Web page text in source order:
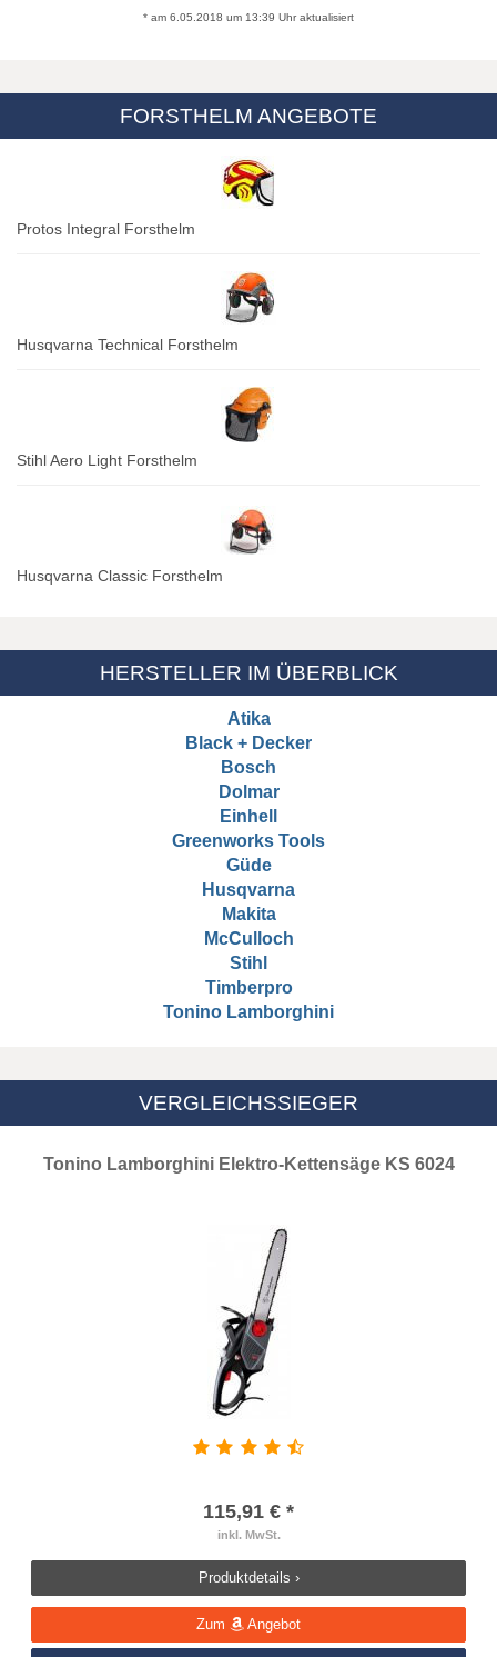
* am 6.05.2018 um 13:39 Uhr aktualisiert
FORSTHELM ANGEBOTE
Protos Integral Forsthelm
Husqvarna Technical Forsthelm
Stihl Aero Light Forsthelm
Husqvarna Classic Forsthelm
HERSTELLER IM ÜBERBLICK
Atika
Black + Decker
Bosch
Dolmar
Einhell
Greenworks Tools
Güde
Husqvarna
Makita
McCulloch
Stihl
Timberpro
Tonino Lamborghini
VERGLEICHSSIEGER
Tonino Lamborghini Elektro-Kettensäge KS 6024
115,91 € *
inkl. MwSt.
Produktdetails ›
Zum Angebot